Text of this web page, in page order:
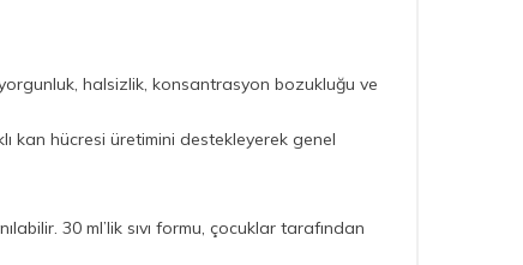
halsizlik, konsantrasyon bozukluğu ve
kan hücresi üretimini destekleyerek genel
30 ml’lik sıvı formu, çocuklar tarafından